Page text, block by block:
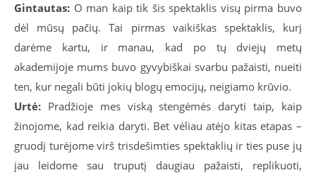
Gintautas: O man kaip tik šis spektaklis visų pirma buvo
dėl mūsų pačių. Tai pirmas vaikiškas spektaklis, kurį
darėme kartu, ir manau, kad po tų dviejų metų
akademijoje mums buvo gyvybiškai svarbu pažaisti, nueiti
ten, kur negali būti jokių blogų emocijų, neigiamo krūvio.
Urtė: Pradžioje mes viską stengėmės daryti taip, kaip
žinojome, kad reikia daryti. Bet vėliau atėjo kitas etapas –
gruodį turėjome virš trisdešimties spektaklių ir ties puse jų
jau leidome sau truputį daugiau pažaisti, replikuoti,